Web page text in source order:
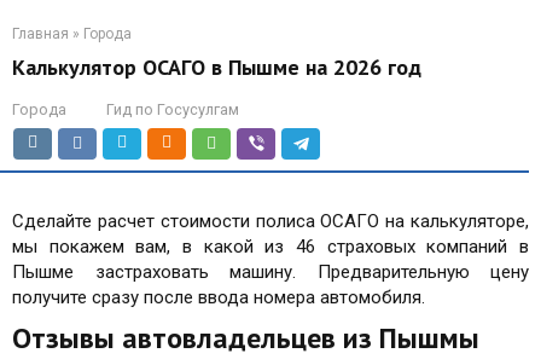
Главная » Города
Калькулятор ОСАГО в Пышме на 2026 год
Города Гид по Госусулгам
Сделайте расчет стоимости полиса ОСАГО на калькуляторе,
мы покажем вам, в какой из 46 страховых компаний в
Пышме застраховать машину. Предварительную цену
получите сразу после ввода номера автомобиля.
Отзывы автовладельцев из Пышмы